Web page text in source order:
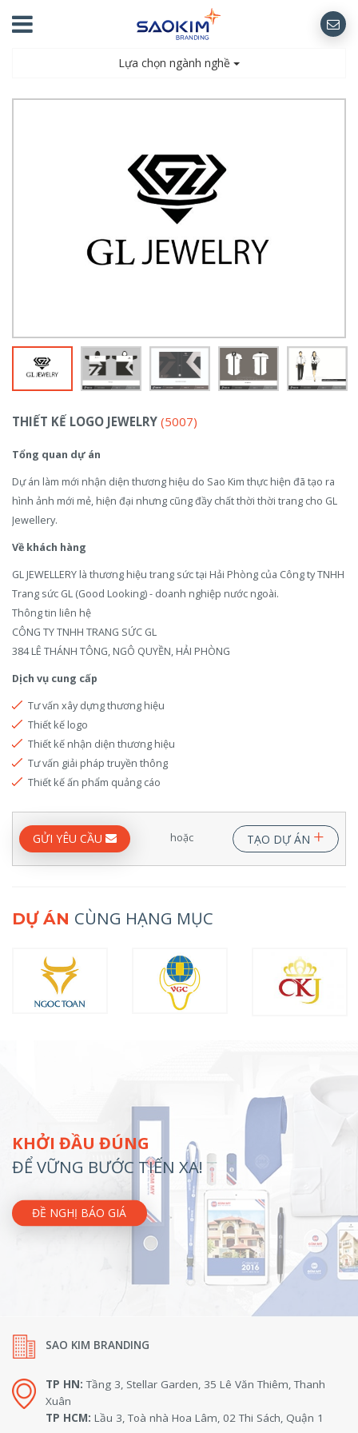
Lựa chọn ngành nghề
THIẾT KẾ LOGO JEWELRY (5007)
Tổng quan dự án
Dự án làm mới nhận diện thương hiệu do Sao Kim thực hiện đã tạo ra
hình ảnh mới mẻ, hiện đại nhưng cũng đầy chất thời thời trang cho GL
Jewellery.
Về khách hàng
GL JEWELLERY là thương hiệu trang sức tại Hải Phòng của Công ty TNHH
Trang sức GL (Good Looking) - doanh nghiệp nước ngoài.
Thông tin liên hệ
CÔNG TY TNHH TRANG SỨC GL
384 LÊ THÁNH TÔNG, NGÔ QUYỀN, HẢI PHÒNG
Dịch vụ cung cấp
Tư vấn xây dựng thương hiệu
Thiết kế logo
Thiết kế nhận diện thương hiệu
Tư vấn giải pháp truyền thông
Thiết kế ấn phẩm quảng cáo
GỬI YÊU CẦU hoặc TẠO DỰ ÁN +
DỰ ÁN CÙNG HẠNG MỤC
KHỞI ĐẦU ĐÚNG
ĐỂ VỮNG BƯỚC TIẾN XA!
ĐỀ NGHỊ BÁO GIÁ
SAO KIM BRANDING
TP HN: Tầng 3, Stellar Garden, 35 Lê Văn Thiêm, Thanh
Xuân
TP HCM: Lầu 3, Toà nhà Hoa Lâm, 02 Thi Sách, Quận 1